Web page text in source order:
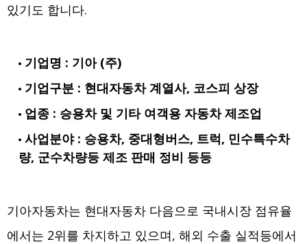
있기도 합니다.
기업명 : 기아 (주)
기업구분 : 현대자동차 계열사, 코스피 상장
업종 : 승용차 및 기타 여객용 자동차 제조업
사업분야 : 승용차, 중대형버스, 트럭, 민수특수차
량, 군수차량등 제조 판매 정비 등등
기아자동차는 현대자동차 다음으로 국내시장 점유율
에서는 2위를 차지하고 있으며, 해외 수출 실적등에서